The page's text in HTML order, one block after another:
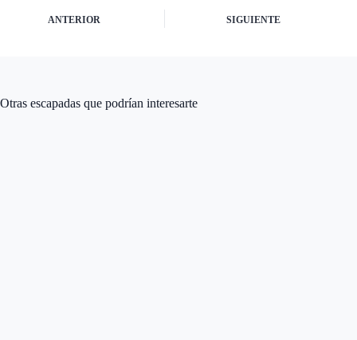
ANTERIOR SIGUIENTE
Otras escapadas que podrían interesarte